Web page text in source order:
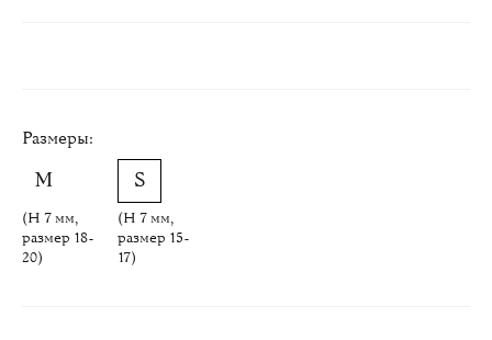
Размеры:
(H 7 мм,
размер 18-
20)
(H 7 мм,
размер 15-
17)